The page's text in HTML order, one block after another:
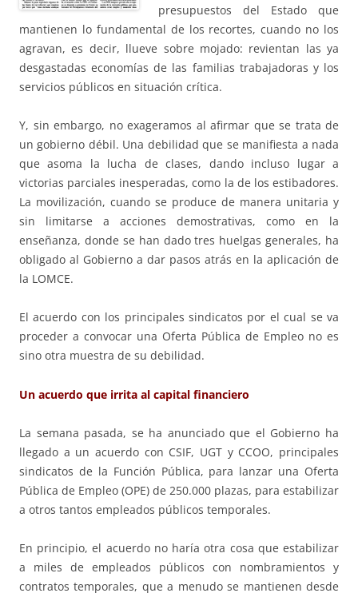
presupuestos del Estado que
mantienen lo fundamental de los recortes, cuando no los
agravan, es decir, llueve sobre mojado: revientan las ya
desgastadas economías de las familias trabajadoras y los
servicios públicos en situación crítica.
Y, sin embargo, no exageramos al afirmar que se trata de
un gobierno débil. Una debilidad que se manifiesta a nada
que asoma la lucha de clases, dando incluso lugar a
victorias parciales inesperadas, como la de los estibadores.
La movilización, cuando se produce de manera unitaria y
sin limitarse a acciones demostrativas, como en la
enseñanza, donde se han dado tres huelgas generales, ha
obligado al Gobierno a dar pasos atrás en la aplicación de
la LOMCE.
El acuerdo con los principales sindicatos por el cual se va
proceder a convocar una Oferta Pública de Empleo no es
sino otra muestra de su debilidad.
Un acuerdo que irrita al capital financiero
La semana pasada, se ha anunciado que el Gobierno ha
llegado a un acuerdo con CSIF, UGT y CCOO, principales
sindicatos de la Función Pública, para lanzar una Oferta
Pública de Empleo (OPE) de 250.000 plazas, para estabilizar
a otros tantos empleados públicos temporales.
En principio, el acuerdo no haría otra cosa que estabilizar
a miles de empleados públicos con nombramientos y
contratos temporales, que a menudo se mantienen desde